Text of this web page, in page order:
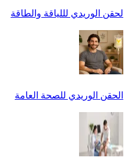
لحقن الوريدي لللياقة والطاقة
الحقن الوريدي للصحة العامة